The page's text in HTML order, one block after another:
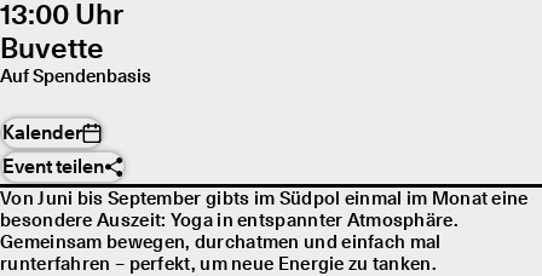
13:00 Uhr
Buvette
Auf Spendenbasis
Kalender
Event teilen
Von Juni bis September gibts im Südpol einmal im Monat eine
besondere Auszeit: Yoga in entspannter Atmosphäre.
Gemeinsam bewegen, durchatmen und einfach mal
runterfahren – perfekt, um neue Energie zu tanken.